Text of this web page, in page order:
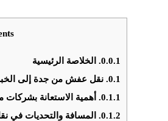
0.0.1.
الخلاصة الرئيسية
0.1. نقل عفش من جدة إلى
0.1.1. أهمية الاستعانة
0.1.2.
المسافة والتحديات في